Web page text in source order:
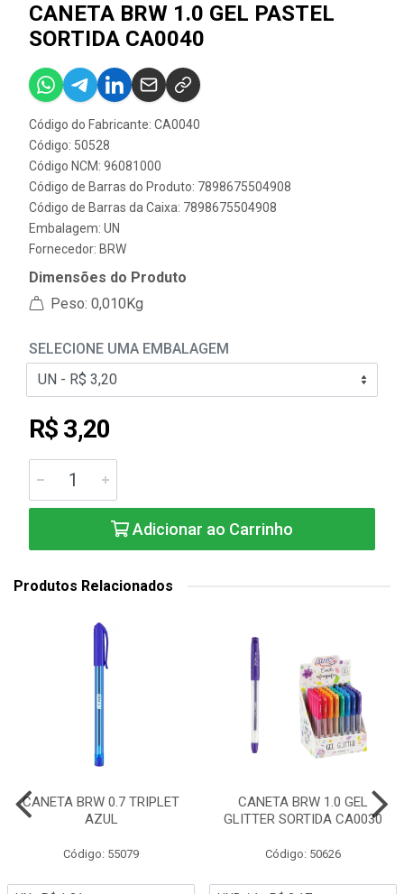
CANETA BRW 1.0 GEL PASTEL
SORTIDA CA0040
Código do Fabricante: CA0040
Código: 50528
Código NCM: 96081000
Código de Barras do Produto: 7898675504908
Código de Barras da Caixa: 7898675504908
Embalagem: UN
Fornecedor: BRW
Dimensões do Produto
Peso: 0,010Kg
SELECIONE UMA EMBALAGEM
R$ 3,20
Adicionar ao Carrinho
Produtos Relacionados
CANETA BRW 0.7 TRIPLET
AZUL
Código: 55079
CANETA BRW 1.0 GEL
GLITTER SORTIDA CA0030
Código: 50626